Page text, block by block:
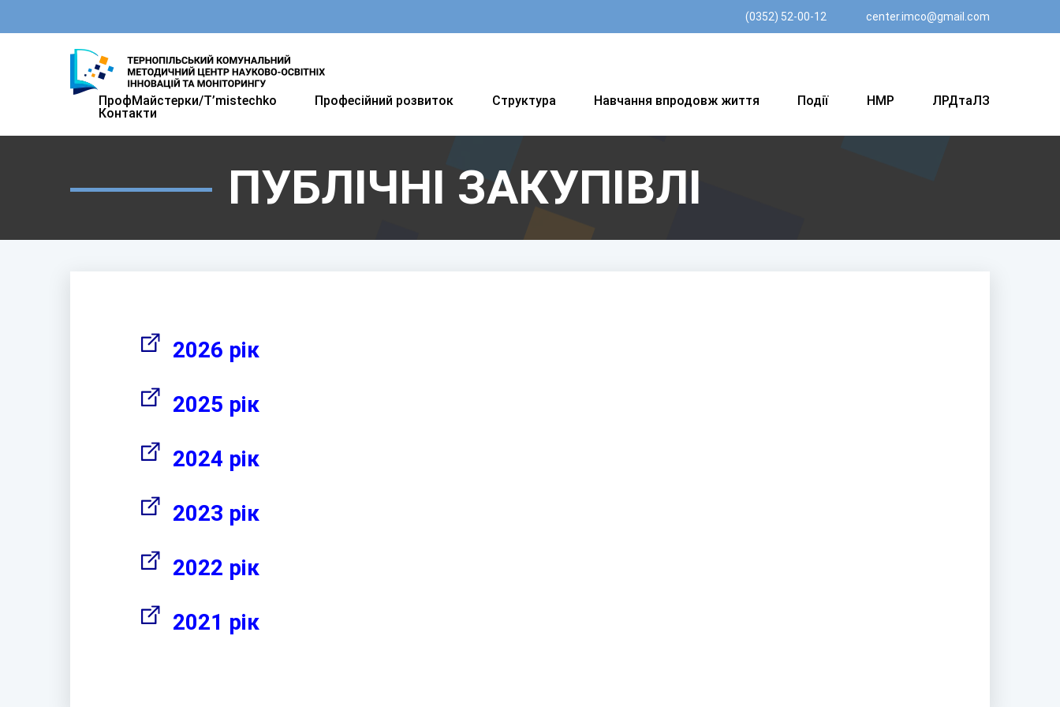
(0352) 52-00-12 center.imco@gmail.com
ПрофМайстерки/T’mistechkо Професійний розвиток Структура Навчання впродовж життя Події НМР
ЛРДтаЛЗ
Контакти
ПУБЛІЧНІ ЗАКУПІВЛІ
2026 рік
2025 рік
2024 рік
2023 рік
2022 рік
2021 рік